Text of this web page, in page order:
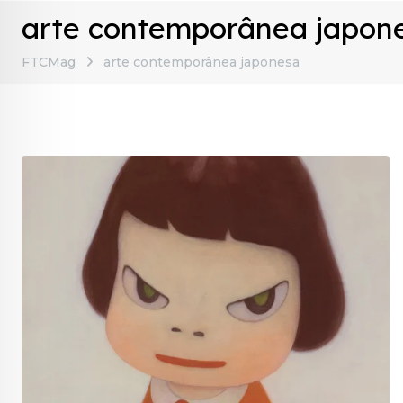
arte contemporânea
FTCMag arte contemporânea japonesa